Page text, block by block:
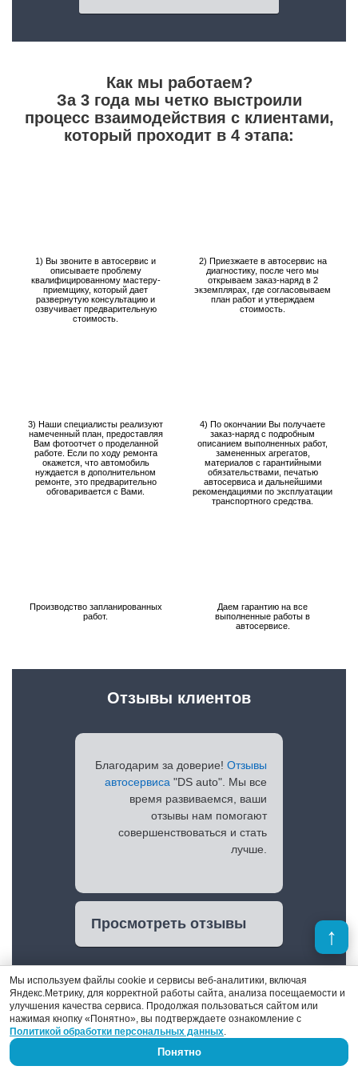
Как мы работаем?
За 3 года мы четко выстроили
процесс взаимодействия с клиентами,
который проходит в 4 этапа:
1) Вы звоните в автосервис и
описываете проблему
квалифицированному мастеру-
приемщику, который дает
развернутую консультацию и
озвучивает предварительную
стоимость.
2) Приезжаете в автосервис на
диагностику, после чего мы
открываем заказ-наряд в 2
экземплярах, где согласовываем
план работ и утверждаем
стоимость.
3) Наши специалисты реализуют
намеченный план, предоставляя
Вам фотоотчет о проделанной
работе. Если по ходу ремонта
окажется, что автомобиль
нуждается в дополнительном
ремонте, это предварительно
обговаривается с Вами.
4) По окончании Вы получаете
заказ-наряд с подробным
описанием выполненных работ,
замененных агрегатов,
материалов с гарантийными
обязательствами, печатью
автосервиса и дальнейшими
рекомендациями по эксплуатации
транспортного средства.
Производство запланированных
работ.
Даем гарантию на все
выполненные работы в
автосервисе.
Благодарим за доверие! Отзывы
автосервиса "DS auto". Мы все
время развиваемся, ваши
отзывы нам помогают
совершенствоваться и стать
лучше.
Просмотреть отзывы
Отзывы клиентов
Мы используем файлы cookie и сервисы веб-аналитики, включая
Яндекс.Метрику, для корректной работы сайта, анализа посещаемости и
улучшения качества сервиса. Продолжая пользоваться сайтом или
нажимая кнопку «Понятно», вы подтверждаете ознакомление с
Политикой обработки персональных данных.
Понятно